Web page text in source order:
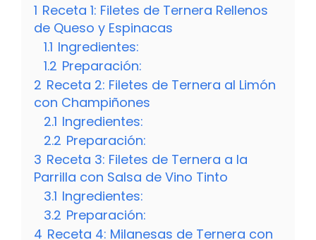
1 Receta 1: Filetes de Ternera Rellenos
de Queso y Espinacas
1.1 Ingredientes:
1.2 Preparación:
2 Receta 2: Filetes de Ternera al Limón
con Champiñones
2.1 Ingredientes:
2.2 Preparación:
3 Receta 3: Filetes de Ternera a la
Parrilla con Salsa de Vino Tinto
3.1 Ingredientes:
3.2 Preparación:
4 Receta 4: Milanesas de Ternera con